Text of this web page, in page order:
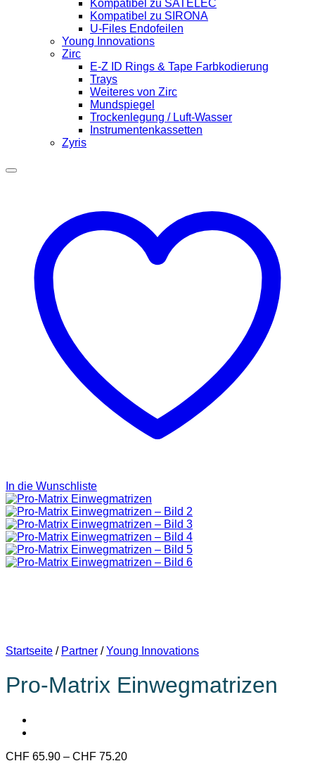
Kompatibel zu SATELEC
Kompatibel zu SIRONA
U-Files Endofeilen
Young Innovations
Zirc
E-Z ID Rings & Tape Farbkodierung
Trays
Weiteres von Zirc
Mundspiegel
Trockenlegung / Luft-Wasser
Instrumentenkassetten
Zyris
In die Wunschliste
Startseite / Partner / Young Innovations
Pro-Matrix Einwegmatrizen
CHF 65.90 – CHF 75.20Preisspanne: